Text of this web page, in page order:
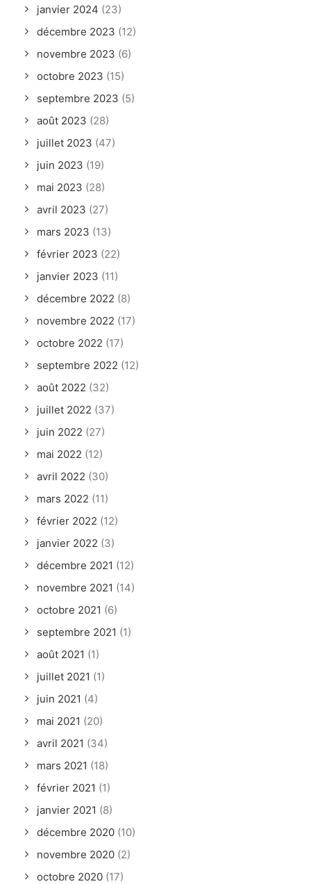
janvier 2024 (23)
décembre 2023 (12)
novembre 2023 (6)
octobre 2023 (15)
septembre 2023 (5)
août 2023 (28)
juillet 2023 (47)
juin 2023 (19)
mai 2023 (28)
avril 2023 (27)
mars 2023 (13)
février 2023 (22)
janvier 2023 (11)
décembre 2022 (8)
novembre 2022 (17)
octobre 2022 (17)
septembre 2022 (12)
août 2022 (32)
juillet 2022 (37)
juin 2022 (27)
mai 2022 (12)
avril 2022 (30)
mars 2022 (11)
février 2022 (12)
janvier 2022 (3)
décembre 2021 (12)
novembre 2021 (14)
octobre 2021 (6)
septembre 2021 (1)
août 2021 (1)
juillet 2021 (1)
juin 2021 (4)
mai 2021 (20)
avril 2021 (34)
mars 2021 (18)
février 2021 (1)
janvier 2021 (8)
décembre 2020 (10)
novembre 2020 (2)
octobre 2020 (17)